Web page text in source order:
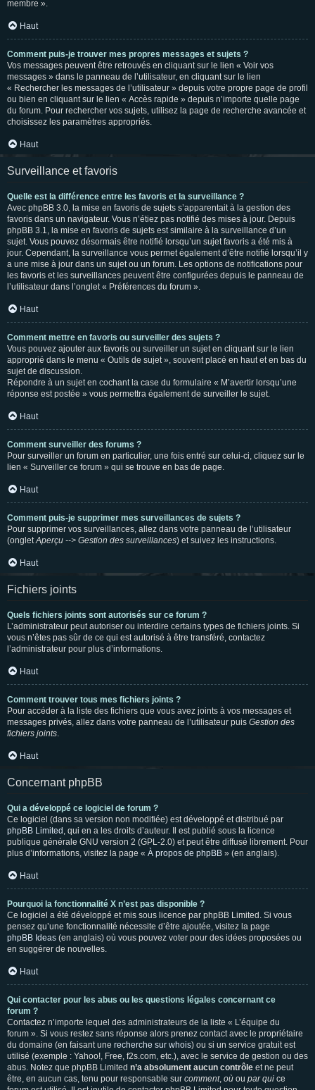
membre ».
Haut
Comment puis-je trouver mes propres messages et sujets ?
Vos messages peuvent être retrouvés en cliquant sur le lien « Voir vos
messages » dans le panneau de l’utilisateur, en cliquant sur le lien
« Rechercher les messages de l’utilisateur » depuis votre propre page de profil
ou bien en cliquant sur le lien « Accès rapide » depuis n’importe quelle page
du forum. Pour rechercher vos sujets, utilisez la page de recherche avancée et
choisissez les paramètres appropriés.
Haut
Surveillance et favoris
Quelle est la différence entre les favoris et la surveillance ?
Avec phpBB 3.0, la mise en favoris de sujets s’apparentait à la gestion des
favoris dans un navigateur. Vous n’étiez pas notifié des mises à jour. Depuis
phpBB 3.1, la mise en favoris de sujets est similaire à la surveillance d’un
sujet. Vous pouvez désormais être notifié lorsqu’un sujet favoris a été mis à
jour. Cependant, la surveillance vous permet également d’être notifié lorsqu’il y
a une mise à jour dans un sujet ou un forum. Les options de notifications pour
les favoris et les surveillances peuvent être configurées depuis le panneau de
l’utilisateur dans l’onglet « Préférences du forum ».
Haut
Comment mettre en favoris ou surveiller des sujets ?
Vous pouvez ajouter aux favoris ou surveiller un sujet en cliquant sur le lien
approprié dans le menu « Outils de sujet », souvent placé en haut et en bas du
sujet de discussion.
Répondre à un sujet en cochant la case du formulaire « M’avertir lorsqu’une
réponse est postée » vous permettra également de surveiller le sujet.
Haut
Comment surveiller des forums ?
Pour surveiller un forum en particulier, une fois entré sur celui-ci, cliquez sur le
lien « Surveiller ce forum » qui se trouve en bas de page.
Haut
Comment puis-je supprimer mes surveillances de sujets ?
Pour supprimer vos surveillances, allez dans votre panneau de l’utilisateur
(ongletAperçu --> Gestion des surveillances) et suivez les instructions.
Haut
Fichiers joints
Quels fichiers joints sont autorisés sur ce forum ?
L’administrateur peut autoriser ou interdire certains types de fichiers joints. Si
vous n’êtes pas sûr de ce qui est autorisé à être transféré, contactez
l’administrateur pour plus d’informations.
Haut
Comment trouver tous mes fichiers joints ?
Pour accéder à la liste des fichiers que vous avez joints à vos messages et
messages privés, allez dans votre panneau de l’utilisateur puis Gestion des
fichiers joints.
Haut
Concernant phpBB
Qui a développé ce logiciel de forum ?
Ce logiciel (dans sa version non modifiée) est développé et distribué par
phpBB Limited , qui en a les droits d’auteur. Il est publié sous la licence
publique générale GNU version 2 (GPL-2.0) et peut être diffusé librement. Pour
plus d’informations, visitez la page « À propos de phpBB » (en anglais).
Haut
Pourquoi la fonctionnalité X n’est pas disponible ?
Ce logiciel a été développé et mis sous licence par phpBB Limited. Si vous
pensez qu’une fonctionnalité nécessite d’être ajoutée, visitez la page
phpBB Ideas (en anglais) où vous pouvez voter pour des idées proposées ou
en suggérer de nouvelles.
Haut
Qui contacter pour les abus ou les questions légales concernant ce
forum ?
Contactez n’importe lequel des administrateurs de la liste « L’équipe du
forum ». Si vous restez sans réponse alors prenez contact avec le propriétaire
du domaine (en faisant une recherche sur whois) ou si un service gratuit est
utilisé (exemple : Yahoo!, Free, f2s.com, etc.), avec le service de gestion ou des
abus. Notez que phpBB Limited n’a absolument aucun contrôle et ne peut
être, en aucun cas, tenu pour responsable sur comment, où ou par qui ce